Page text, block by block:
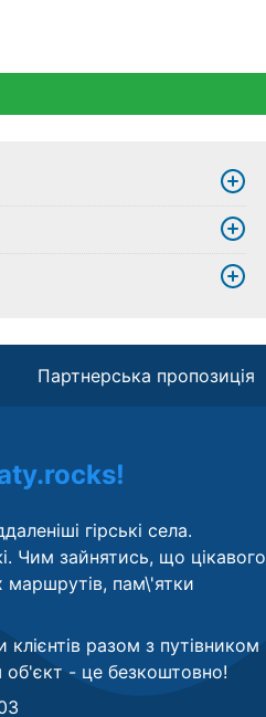
Партнерська пропозиція
гірські села.
Чим зайнятись, що цікавого
маршрутів, пам\'ятки
разом з путівником
- це безкоштовно!